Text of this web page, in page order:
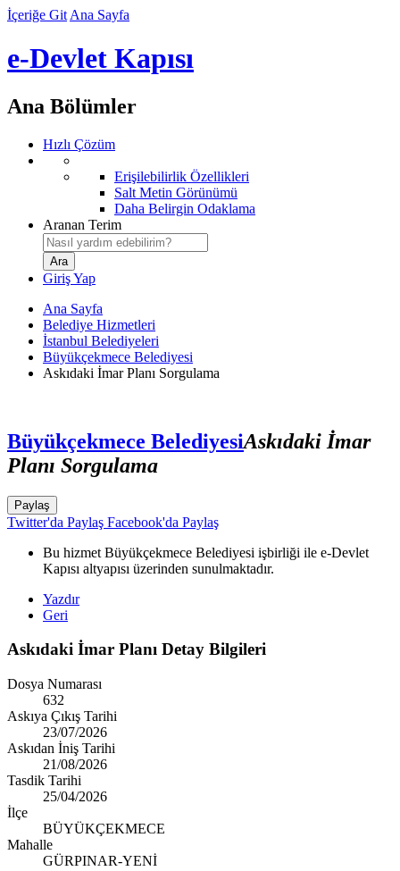
İçeriğe Git Ana Sayfa
e-Devlet Kapısı
Ana Bölümler
Hızlı Çözüm
Erişilebilirlik Özellikleri
Salt Metin Görünümü
Daha Belirgin Odaklama
Aranan Terim
Giriş Yap
Ana Sayfa
Belediye Hizmetleri
İstanbul Belediyeleri
Büyükçekmece Belediyesi
Askıdaki İmar Planı Sorgulama
Büyükçekmece BelediyesiAskıdaki İmar
Planı Sorgulama
Paylaş
Twitter'da Paylaş Facebook'da Paylaş
Bu hizmet Büyükçekmece Belediyesi işbirliği ile e-Devlet
Kapısı altyapısı üzerinden sunulmaktadır.
Yazdır
Geri
Askıdaki İmar Planı Detay Bilgileri
Dosya Numarası
632
Askıya Çıkış Tarihi
23/07/2026
Askıdan İniş Tarihi
21/08/2026
Tasdik Tarihi
25/04/2026
İlçe
BÜYÜKÇEKMECE
Mahalle
GÜRPINAR-YENİ